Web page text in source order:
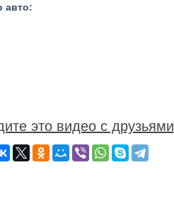
авто:
это видео с друзьями